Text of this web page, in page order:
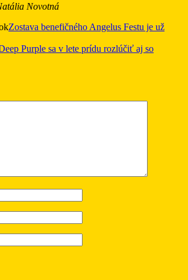
Novotná
Zostava benefičného Angelus Festu je už
Purple sa v lete prídu rozlúčiť aj so